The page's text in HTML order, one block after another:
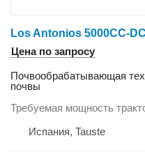
Los Antonios 5000CC-DC
Цена по запросу
Почвообрабатывающая
почвы
Требуемая мощность
Испания, Tauste